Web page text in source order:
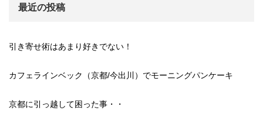
最近の投稿
引き寄せ術はあまり好きでない！
カフェラインベック（京都/今出川）でモーニングパンケーキ
京都に引っ越して困った事・・